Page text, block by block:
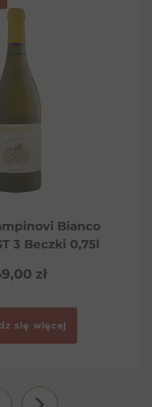
Bianco
3 Beczki 0,75l
zł
się więcej